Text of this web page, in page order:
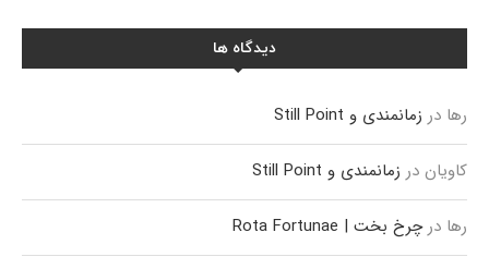
دیدگاه ها
رها در زمانمندی و Still Point
کاویان در زمانمندی و Still Point
رها درچرخ بخت | Rota Fortunae